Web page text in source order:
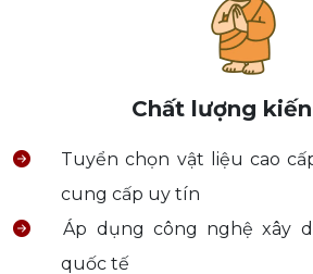
Chất lượng
Tuyển chọn vật liệu cao
cung cấp uy tín
Áp dụng công nghệ xây
quốc tế